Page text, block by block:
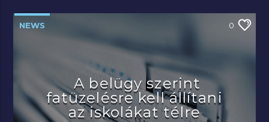
NEWS 0
A belügy szerint
fatüzelésre kell állítani
az iskolákat télre